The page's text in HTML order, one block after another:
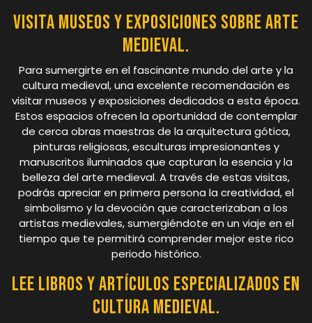
Visita museos y exposiciones sobre arte
medieval.
Para sumergirte en el fascinante mundo del arte y la
cultura medieval, una excelente recomendación es
visitar museos y exposiciones dedicados a esta época.
Estos espacios ofrecen la oportunidad de contemplar
de cerca obras maestras de la arquitectura gótica,
pinturas religiosas, esculturas impresionantes y
manuscritos iluminados que capturan la esencia y la
belleza del arte medieval. A través de estas visitas,
podrás apreciar en primera persona la creatividad, el
simbolismo y la devoción que caracterizaban a los
artistas medievales, sumergiéndote en un viaje en el
tiempo que te permitirá comprender mejor este rico
periodo histórico.
Lee libros y artículos especializados en
cultura medieval.